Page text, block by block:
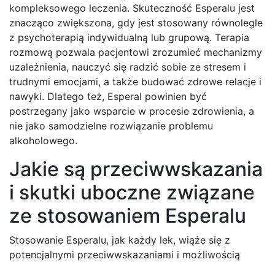
kompleksowego leczenia. Skuteczność Esperalu jest
znacząco zwiększona, gdy jest stosowany równolegle
z psychoterapią indywidualną lub grupową. Terapia
rozmową pozwala pacjentowi zrozumieć mechanizmy
uzależnienia, nauczyć się radzić sobie ze stresem i
trudnymi emocjami, a także budować zdrowe relacje i
nawyki. Dlatego też, Esperal powinien być
postrzegany jako wsparcie w procesie zdrowienia, a
nie jako samodzielne rozwiązanie problemu
alkoholowego.
Jakie są przeciwwskazania
i skutki uboczne związane
ze stosowaniem Esperalu
Stosowanie Esperalu, jak każdy lek, wiąże się z
potencjalnymi przeciwwskazaniami i możliwością